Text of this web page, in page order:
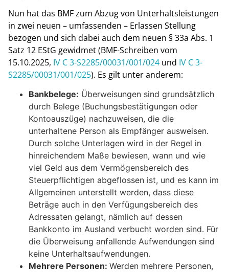
Nun hat das BMF zum Abzug von Unterhaltsleistungen
in zwei neuen – umfassenden – Erlassen Stellung
bezogen und sich dabei auch dem neuen § 33a Abs. 1
Satz 12 EStG gewidmet (BMF-Schreiben vom
15.10.2025, IV C 3-S2285/00031/001/024 und IV C 3-
S2285/00031/001/025). Es gilt unter anderem:
Bankbelege: Überweisungen sind grundsätzlich
durch Belege (Buchungsbestätigungen oder
Kontoauszüge) nachzuweisen, die die
unterhaltene Person als Empfänger ausweisen.
Durch solche Unterlagen wird in der Regel in
hinreichendem Maße bewiesen, wann und wie
viel Geld aus dem Vermögensbereich des
Steuerpflichtigen abgeflossen ist, und es kann im
Allgemeinen unterstellt werden, dass diese
Beträge auch in den Verfügungsbereich des
Adressaten gelangt, nämlich auf dessen
Bankkonto im Ausland verbucht worden sind. Für
die Überweisung anfallende Aufwendungen sind
keine Unterhaltsaufwendungen.
Mehrere Personen: Werden mehrere Personen,